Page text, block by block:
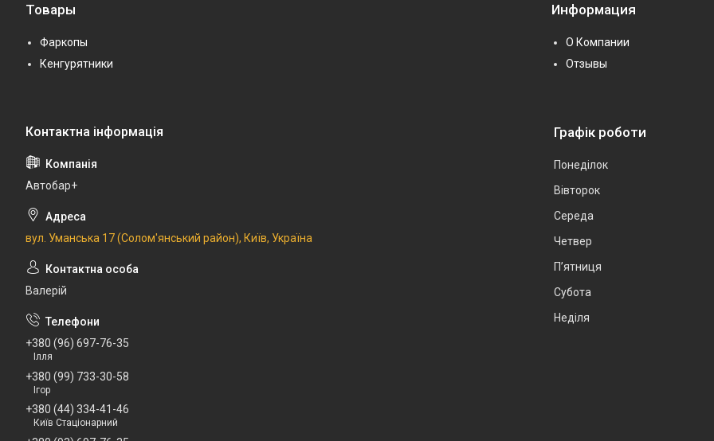
Товары
Фаркопы
Кенгурятники
Информация
О Компании
Отзывы
Автобар+
вул. Уманська 17 (Солом'янський район), Київ, Україна
Валерій
+380 (96) 697-76-35
Ілля
+380 (99) 733-30-58
Ігор
+380 (44) 334-41-46
Київ Стаціонарний
Графік роботи
Понеділок
Вівторок
Середа
Четвер
Пʼятниця
Субота
Неділя